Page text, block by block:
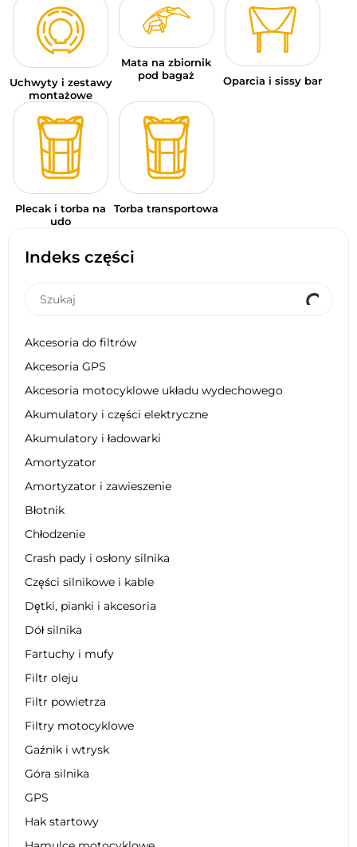
Indeks części
Akcesoria do filtrów
Akcesoria GPS
Akcesoria motocyklowe układu wydechowego
Akumulatory i części elektryczne
Akumulatory i ładowarki
Amortyzator
Amortyzator i zawieszenie
Błotnik
Chłodzenie
Crash pady i osłony silnika
Części silnikowe i kable
Dętki, pianki i akcesoria
Dół silnika
Fartuchy i mufy
Filtr oleju
Filtr powietrza
Filtry motocyklowe
Gaźnik i wtrysk
Góra silnika
GPS
Hak startowy
Uchwyty i zestawy
montażowe
Mata na zbiornik
pod bagaż
Oparcia i sissy bar
Plecak i torba na
udo
Torba transportowa